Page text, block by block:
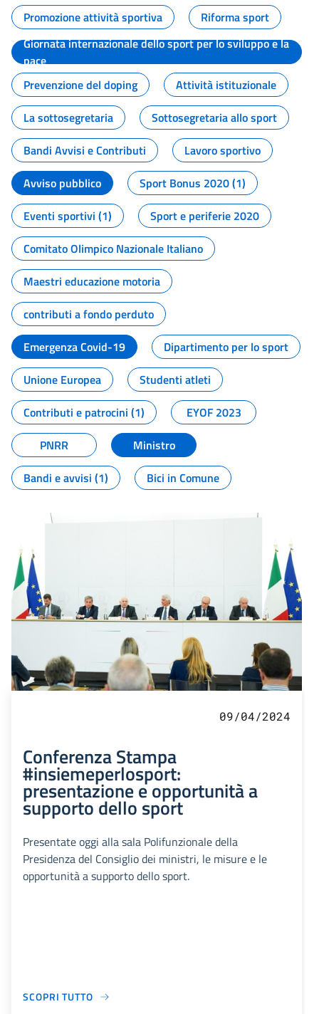
Promozione attività sportiva
Riforma sport
Giornata internazionale dello sport per lo sviluppo e la
pace
Prevenzione del doping
Attività istituzionale
La sottosegretaria
Sottosegretaria allo sport
Bandi Avvisi e Contributi
Lavoro sportivo
Avviso pubblico
Sport Bonus 2020 (1)
Eventi sportivi (1)
Sport e periferie 2020
Comitato Olimpico Nazionale Italiano
Maestri educazione motoria
contributi a fondo perduto
Emergenza Covid-19
Dipartimento per lo sport
Unione Europea
Studenti atleti
Contributi e patrocini (1)
EYOF 2023
PNRR
Ministro
Bandi e avvisi (1)
Bici in Comune
09/04/2024
Conferenza Stampa
#insiemeperlosport:
presentazione e opportunità a
supporto dello sport
Presentate oggi alla sala Polifunzionale della
Presidenza del Consiglio dei ministri, le misure e le
opportunità a supporto dello sport.
SCOPRI TUTTO